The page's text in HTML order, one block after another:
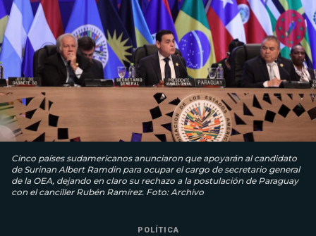
Cinco países sudamericanos anunciaron que apoyarán al candidato
de Surinan Albert Ramdin para ocupar el cargo de secretario general
de la OEA, dejando en claro su rechazo a la postulación de Paraguay
con el canciller Rubén Ramírez. Foto: Archivo
POLÍTICA